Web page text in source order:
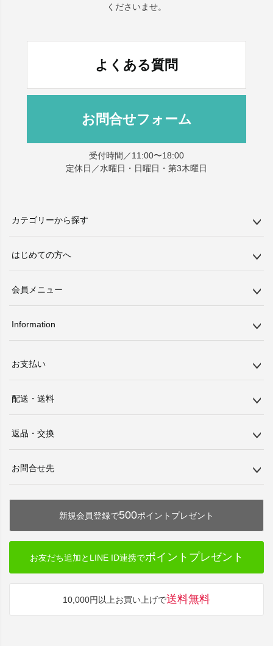
くださいませ。
よくある質問
お問合せフォーム
受付時間／11:00〜18:00
定休日／水曜日・日曜日・第3木曜日
カテゴリーから探す
はじめての方へ
会員メニュー
Information
お支払い
配送・送料
返品・交換
お問合せ先
新規会員登録で500ポイントプレゼント
お友だち追加とLINE ID連携でポイントプレゼント
10,000円以上お買い上げで送料無料